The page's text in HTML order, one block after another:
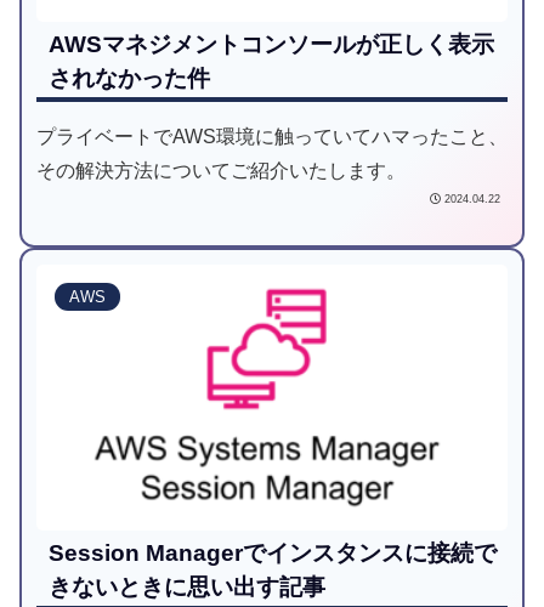
AWSマネジメントコンソールが正しく表示
されなかった件
プライベートでAWS環境に触っていてハマったこと、
その解決方法についてご紹介いたします。
2024.04.22
AWS
Session Managerでインスタンスに接続で
きないときに思い出す記事